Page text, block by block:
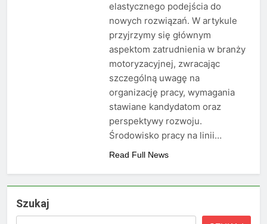
elastycznego podejścia do
nowych rozwiązań. W artykule
przyjrzymy się głównym
aspektom zatrudnienia w branży
motoryzacyjnej, zwracając
szczególną uwagę na
organizację pracy, wymagania
stawiane kandydatom oraz
perspektywy rozwoju.
Środowisko pracy na linii…
Read Full News
Szukaj